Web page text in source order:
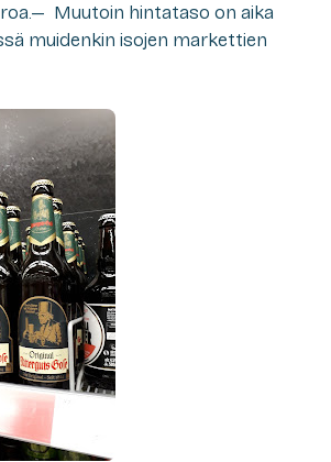
Muutoin hintataso on aika
muidenkin isojen markettien